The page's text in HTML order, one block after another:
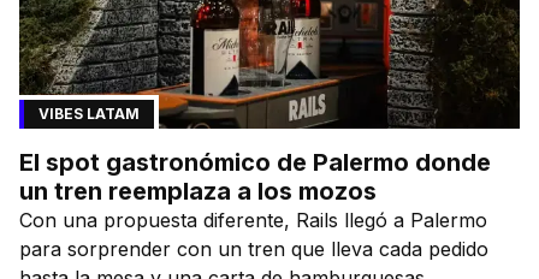
VIBES LATAM
El spot gastronómico de Palermo donde
un tren reemplaza a los mozos
Con una propuesta diferente, Rails llegó a Palermo
para sorprender con un tren que lleva cada pedido